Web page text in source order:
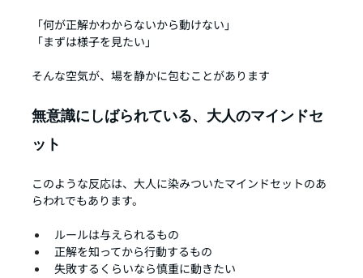
「何が正解かわからないから動けない」
「まずは様子を見たい」
そんな空気が、場を静かに包むことがあります
無意識にしばられている、大人のマインドセ
ット
このような反応は、大人に染みついたマインドセットのあ
らわれでもあります。
ルールは与えられるもの
正解を知ってから行動するもの
失敗するくらいなら慎重に動きたい